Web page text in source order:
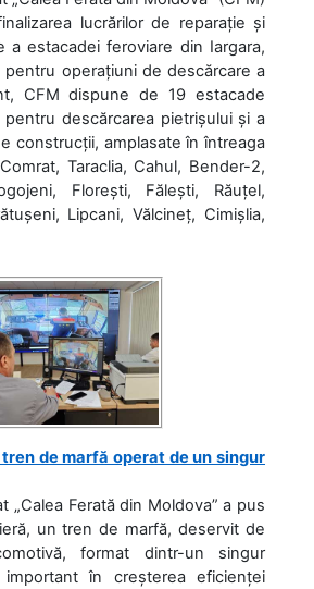
lucrărilor de reparație și
a estacadei feroviare din Iargara,
operațiuni de descărcare a
CFM dispune de 19 estacade
descărcarea pietrișului și a
construcții, amplasate în întreaga
Taraclia, Cahul, Bender-2,
Florești, Fălești, Răuțel,
Lipcani, Vălcineț, Cimișlia,
de marfă operat de un singur
„Calea Ferată din Moldova” a pus
un tren de marfă, deservit de
format dintr-un singur
în creșterea eficienței